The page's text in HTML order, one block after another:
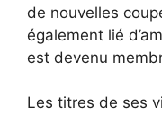
de nouvelles
également lié
est devenu
Les titres de ses